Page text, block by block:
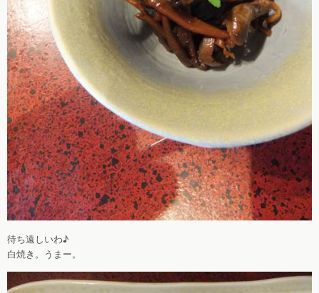
待ち遠しいわ♪
白焼き。うまー。